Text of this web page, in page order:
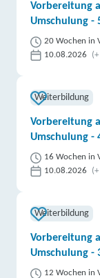
Vorbereitung
Umschulung -
20 Wochen in
10.08.2026
Weiterbildung
Vorbereitung
Umschulung -
16 Wochen in
10.08.2026
Weiterbildung
Vorbereitung
Umschulung -
12 Wochen in